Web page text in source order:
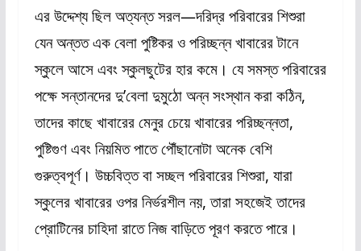
এর উদ্দেশ্য ছিল অত্যন্ত সরল—দরিদ্র পরিবারের শিশুরা
যেন অন্তত এক বেলা পুষ্টিকর ও পরিচ্ছন্ন খাবারের টানে
স্কুলে আসে এবং স্কুলছুটের হার কমে। যে সমস্ত পরিবারের
পক্ষে সন্তানদের দু’বেলা দুমুঠো অন্ন সংস্থান করা কঠিন,
তাদের কাছে খাবারের মেনুর চেয়ে খাবারের পরিচ্ছন্নতা,
পুষ্টিগুণ এবং নিয়মিত পাতে পৌঁছানোটা অনেক বেশি
গুরুত্বপূর্ণ। উচ্চবিত্ত বা সচ্ছল পরিবারের শিশুরা, যারা
স্কুলের খাবারের ওপর নির্ভরশীল নয়, তারা সহজেই তাদের
প্রোটিনের চাহিদা রাতে নিজ বাড়িতে পূরণ করতে পারে।